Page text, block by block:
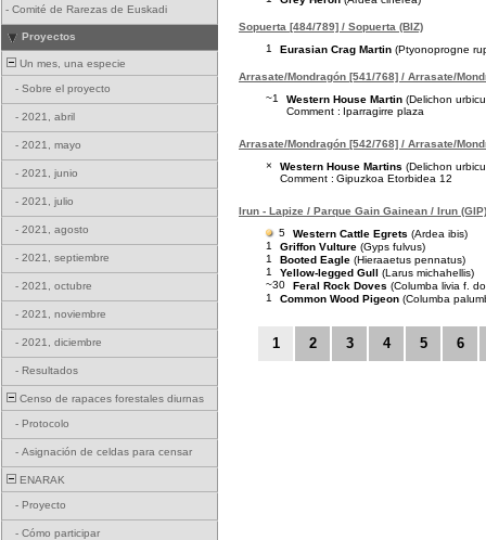
- Comité de Rarezas de Euskadi
Proyectos
Un mes, una especie
- Sobre el proyecto
- 2021, abril
- 2021, mayo
- 2021, junio
- 2021, julio
- 2021, agosto
- 2021, septiembre
- 2021, octubre
- 2021, noviembre
- 2021, diciembre
- Resultados
Censo de rapaces forestales diurnas
- Protocolo
- Asignación de celdas para censar
ENARAK
- Proyecto
- Cómo participar
Sopuerta [484/789] / Sopuerta (BIZ)
1
Eurasian Crag Martin (Ptyonoprogne
Arrasate/Mondragón [541/768] / Arrasate/
~1
Western House Martin (Delichon
Comment : Iparragirre plaza
Arrasate/Mondragón [542/768] / Arrasate/
×
Western House Martins (Delichon
Comment : Gipuzkoa Etorbidea 12
Irun - Lapize / Parque Gain Gainean / Irun (GIP)
5
Western Cattle Egrets (Ardea ibis)
1
Griffon Vulture (Gyps fulvus)
1
Booted Eagle (Hieraaetus pennatus)
1
Yellow-legged Gull (Larus michahellis)
~30
Feral Rock Doves (Columba livia f.
1
Common Wood Pigeon (Columba
1 2 3 4 5 6